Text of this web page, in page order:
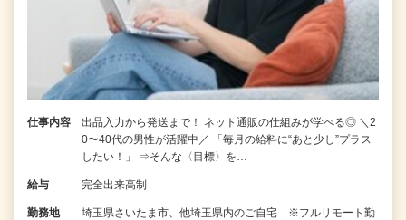
仕事内容
出品入力から発送まで！ ネット通販の仕組みが学べる◎ ＼2
0〜40代の男性が活躍中／ 「毎月の給料に“あと少し”プラス
したい！」 ⇒そんな〈目標〉を…
給与 完全出来高制
勤務地
埼玉県さいたま市、他埼玉県内のご自宅 ※フルリモート勤